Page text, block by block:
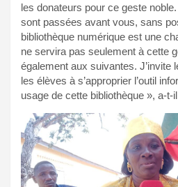
les donateurs pour ce geste
sont passées avant vous, sans
bibliothèque numérique est une
ne servira pas seulement à cette
également aux suivantes. J’invite
les élèves à s’approprier l’outil
usage de cette bibliothèque », a-t-